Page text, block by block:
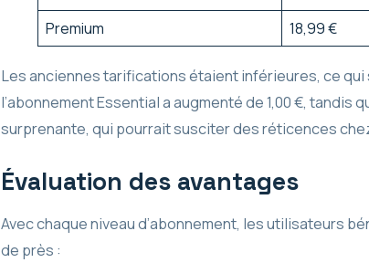
Premium
18,99 €
Les anciennes tarifications étaient inférieures, ce qui
l’abonnement Essential a augmenté de 1,00 €, tandis
surprenante, qui pourrait susciter des réticences
Évaluation des avantages
Avec chaque niveau d’abonnement, les utilisateurs
de près :